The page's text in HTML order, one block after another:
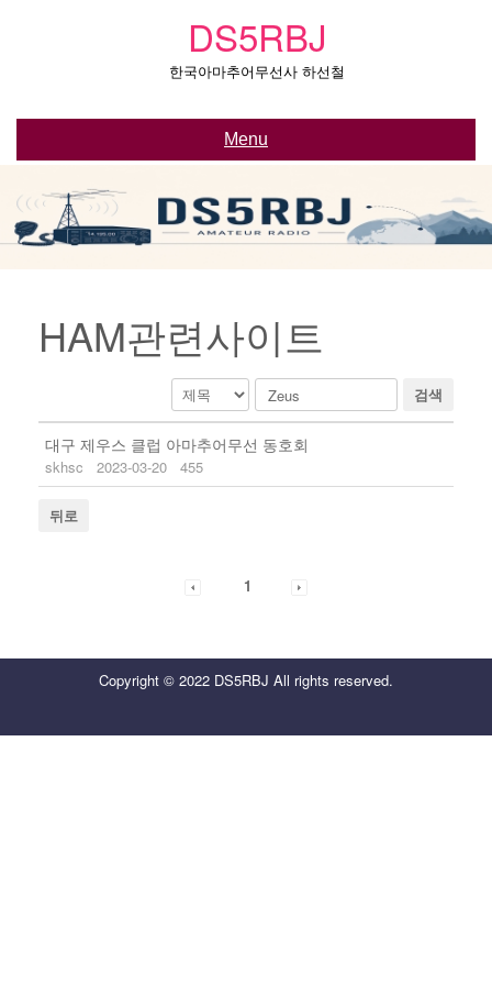
DS5RBJ
한국아마추어무선사 하선철
Menu
HAM관련사이트
검색
대구 제우스 클럽 아마추어무선 동호회
skhsc 2023-03-20 455
뒤로
1
Copyright © 2022 DS5RBJ All rights reserved.